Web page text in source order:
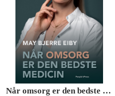
Når omsorg er den bedste medicin